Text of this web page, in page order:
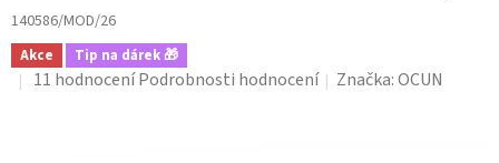
140586/MOD/26
Akce Tip na dárek 🎁
Průměrné
11 hodnocení Podrobnosti hodnocení Značka:OCUN